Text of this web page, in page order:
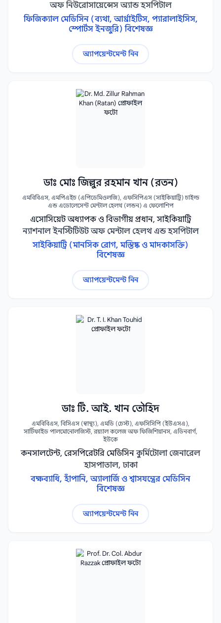
অফ নিউরোসায়েন্সেস অ্যান্ড হসপিটাল
ফিজিক্যাল মেডিসিন (ব্যথা, আর্থ্রাইটিস, প্যারালাইসিস,
স্পোর্টস ইনজুরি) বিশেষজ্ঞ
অ্যাপয়েন্টমেন্ট নিন
ডাঃ মোঃ জিল্লুর রহমান খান (রতন)
এমবিবিএস, এমপিএইচ (এপিডেমিওলজি), এফসিপিএস (সাইকিয়াট্রি) চাইল্ড
এন্ড এডোলেসেন্ট মেন্টাল হেলথ (লন্ডন) এ ফেলোশিপ
এসোসিয়েট অধ্যাপক ও বিভাগীয় প্রধান, সাইকিয়াট্রি
ন্যাশনাল ইনস্টিটিউট অফ মেন্টাল হেলথ এন্ড হসপিটাল
সাইকিয়াট্রি (মানসিক রোগ, মস্তিষ্ক ও মাদকাসক্তি)
বিশেষজ্ঞ
অ্যাপয়েন্টমেন্ট নিন
ডাঃ টি. আই. খান তৌহিদ
এমবিবিএস, বিসিএস (স্বাস্থ্য), এমডি (চেস্ট), এফসিসিপি (ইউএসএ),
সার্টিফাইড পালমোনোলজিস্ট, রয়্যাল কলেজ অফ ফিজিশিয়ানস, এডিনবার্গ,
ইউকে
কনসালটেন্ট, রেসপিরেটরি মেডিসিন কুর্মিটোলা জেনারেল
হাসপাতাল, ঢাকা
বক্ষব্যাধি, হাঁপানি, অ্যালার্জি ও শ্বাসযন্ত্রের মেডিসিন
বিশেষজ্ঞ
অ্যাপয়েন্টমেন্ট নিন